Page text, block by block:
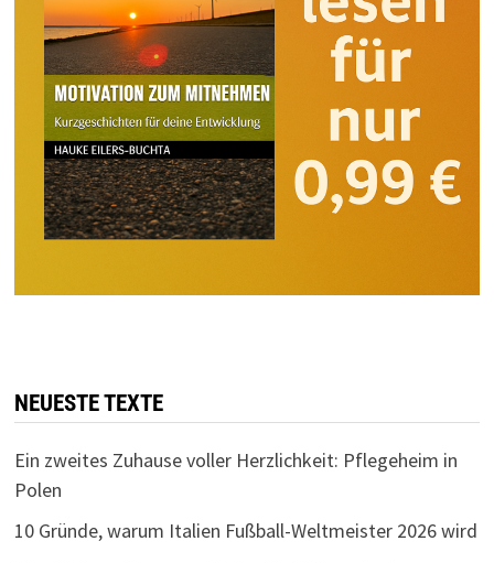
NEUESTE TEXTE
Ein zweites Zuhause voller Herzlichkeit: Pflegeheim in
Polen
10 Gründe, warum Italien Fußball-Weltmeister 2026 wird